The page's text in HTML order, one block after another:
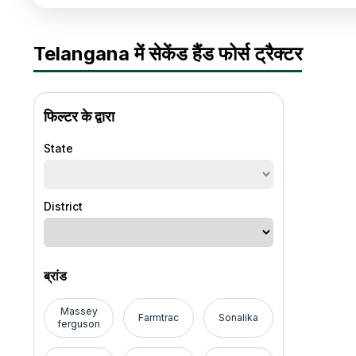
Telangana में सेकेंड हैंड फोर्स ट्रैक्टर
फिल्टर के द्वारा
State
District
ब्रांड
Massey
ferguson
Farmtrac Sonalika